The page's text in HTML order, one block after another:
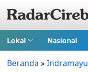
Lokal Nasional
Beranda »Indramayu